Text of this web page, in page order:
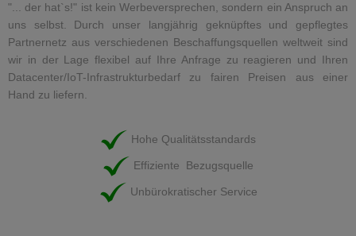
"... der hat`s!" ist kein Werbeversprechen, sondern ein Anspruch an
uns selbst. Durch unser langjährig geknüpftes und gepflegtes
Partnernetz aus verschiedenen Beschaffungsquellen weltweit sind
wir in der Lage flexibel auf Ihre Anfrage zu reagieren und Ihren
Datacenter/IoT-Infrastrukturbedarf zu fairen Preisen aus einer
Hand zu liefern.
Hohe Qualitätsstandards
Effiziente Bezugsquelle
Unbürokratischer Service